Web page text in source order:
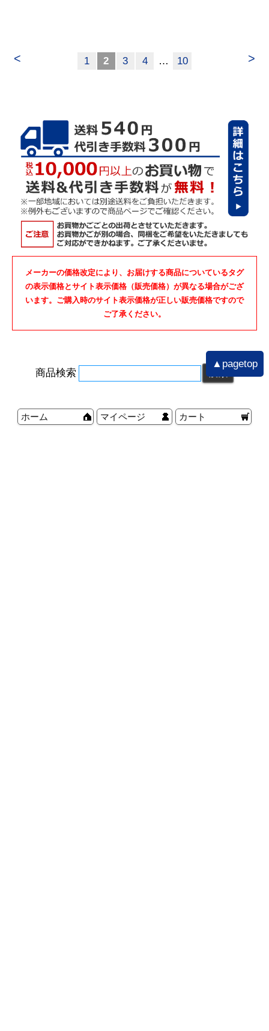
< >
1 2 3 4 … 10
メーカーの価格改定により、お届けする商品についているタグ
の表示価格とサイト表示価格（販売価格）が異なる場合がござ
います。ご購入時のサイト表示価格が正しい販売価格ですので
ご了承ください。
商品検索
ホーム マイページ カート
▲pagetop